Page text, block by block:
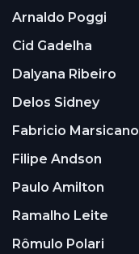
Arnaldo Poggi
Cid Gadelha
Dalyana Ribeiro
Delos Sidney
Fabricio Marsicano
Filipe Andson
Paulo Amilton
Ramalho Leite
Rômulo Polari